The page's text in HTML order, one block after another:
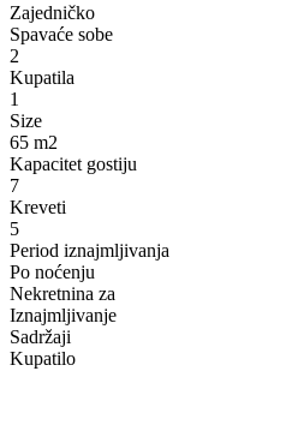
Zajedničko
Spavaće sobe
2
Kupatila
1
Size
65 m2
Kapacitet gostiju
7
Kreveti
5
Period iznajmljivanja
Po noćenju
Nekretnina za
Iznajmljivanje
Sadržaji
Kupatilo